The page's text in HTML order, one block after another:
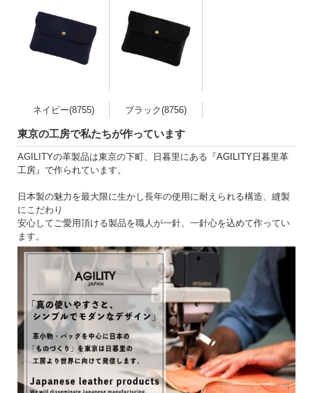
ネイビー(8755) ブラック(8756)
東京の工房で私たちが作っています
AGILITYの革製品は東京の下町、日暮里にある『AGILITY日暮里革
工房』で作られています。
日本製の魅力を最大限に生かし長年の使用に耐えられる構造、縫製
にこだわり
安心してご愛用頂ける製品を職人が一針、一針心を込めて作ってい
ます。